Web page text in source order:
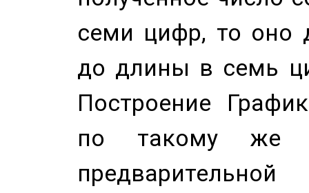
семи цифр, то оно
до длины в семь
Построение
по такому же